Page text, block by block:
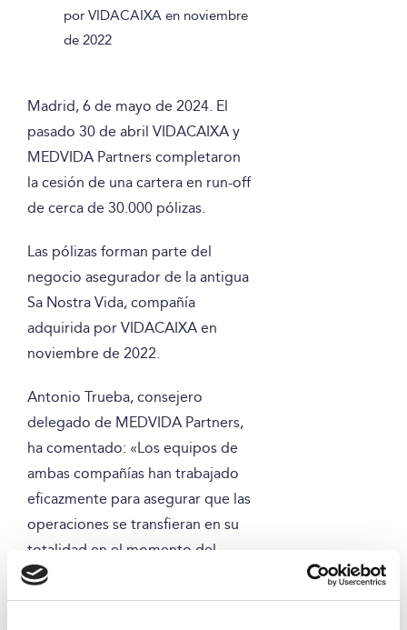
por VIDACAIXA en noviembre
de 2022
Madrid, 6 de mayo de 2024. El
pasado 30 de abril VIDACAIXA y
MEDVIDA Partners completaron
la cesión de una cartera en run-off
de cerca de 30.000 pólizas.
Las pólizas forman parte del
negocio asegurador de la antigua
Sa Nostra Vida, compañía
adquirida por VIDACAIXA en
noviembre de 2022.
Antonio Trueba, consejero
delegado de MEDVIDA Partners,
ha comentado: «Los equipos de
ambas compañías han trabajado
eficazmente para asegurar que las
operaciones se transfieran en su
totalidad en el momento del
cierre, tan solo 10 meses después
de la firma del acuerdo de cesión